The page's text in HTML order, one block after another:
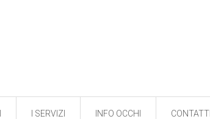
I SERVIZI INFO OCCHI CONTATTI